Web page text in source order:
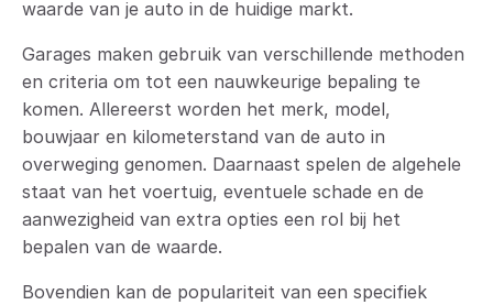
waarde van je auto in de huidige markt.
Garages maken gebruik van verschillende methoden
en criteria om tot een nauwkeurige bepaling te
komen. Allereerst worden het merk, model,
bouwjaar en kilometerstand van de auto in
overweging genomen. Daarnaast spelen de algehele
staat van het voertuig, eventuele schade en de
aanwezigheid van extra opties een rol bij het
bepalen van de waarde.
Bovendien kan de populariteit van een specifiek